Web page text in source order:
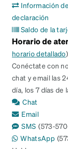
Información
declaración
Saldo de la
Horario de
horario detallado)
Conéctate con
chat y email las
día, los 7 días de
Chat
Email
SMS (573-
WhatsApp